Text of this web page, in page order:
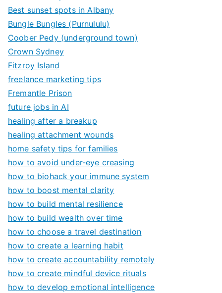
Best sunset spots in Albany
Bungle Bungles (Purnululu)
Coober Pedy (underground town)
Crown Sydney
Fitzroy Island
freelance marketing tips
Fremantle Prison
future jobs in AI
healing after a breakup
healing attachment wounds
home safety tips for families
how to avoid under-eye creasing
how to biohack your immune system
how to boost mental clarity
how to build mental resilience
how to build wealth over time
how to choose a travel destination
how to create a learning habit
how to create accountability remotely
how to create mindful device rituals
how to develop emotional intelligence